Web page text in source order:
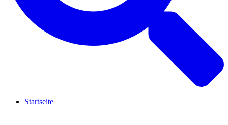
Startseite